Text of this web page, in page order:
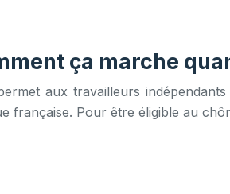
ça marche
aux travailleurs
française. Pour être éligible au